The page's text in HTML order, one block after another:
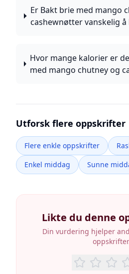
Er Bakt brie med mango
cashewnøtter vanskelig å
Hvor mange kalorier er
med mango chutney og
Utforsk flere oppskrifter
Flere enkle oppskrifter
Enkel middag
Sunne
Likte du denne
Din vurdering hjelper